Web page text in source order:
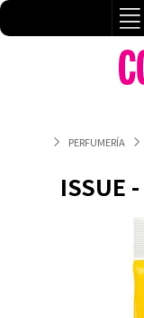
PERFUMERÍA
ISSUE